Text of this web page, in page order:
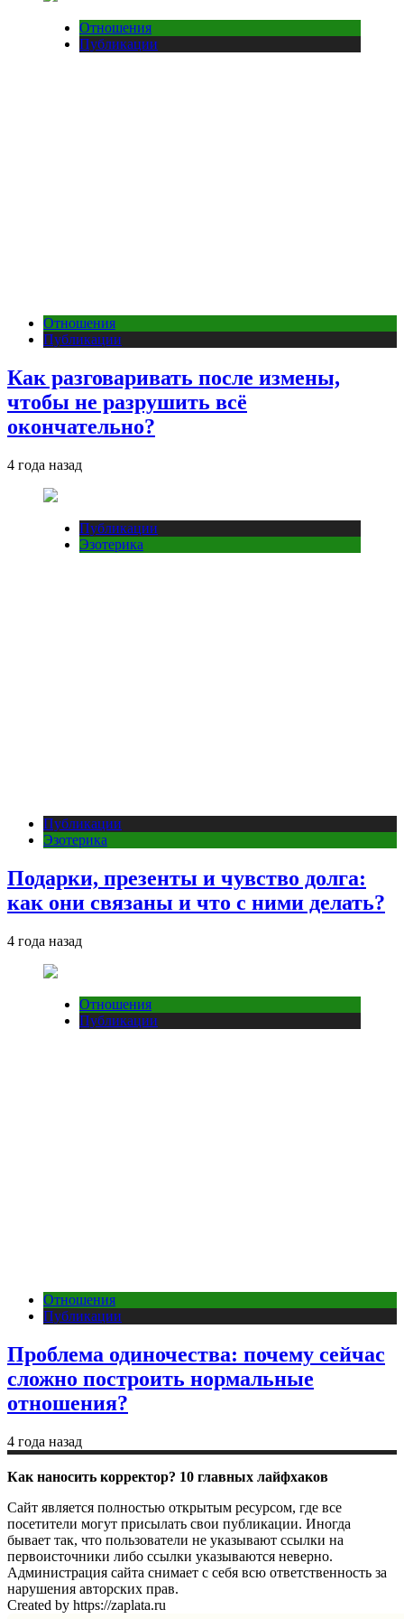
Отношения
Публикации
Отношения
Публикации
Как разговаривать после измены,
чтобы не разрушить всё
окончательно?
4 года назад
Публикации
Эзотерика
Публикации
Эзотерика
Подарки, презенты и чувство долга:
как они связаны и что с ними делать?
4 года назад
Отношения
Публикации
Отношения
Публикации
Проблема одиночества: почему сейчас
сложно построить нормальные
отношения?
4 года назад
Как наносить корректор? 10 главных лайфхаков
Сайт является полностью открытым ресурсом, где все
посетители могут присылать свои публикации. Иногда
бывает так, что пользователи не указывают ссылки на
первоисточники либо ссылки указываются неверно.
Администрация сайта снимает с себя всю ответственность за
нарушения авторских прав.
Created by https://zaplata.ru